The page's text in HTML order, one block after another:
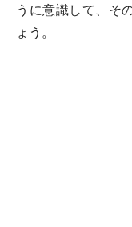
うに意識して、そ
ょう。